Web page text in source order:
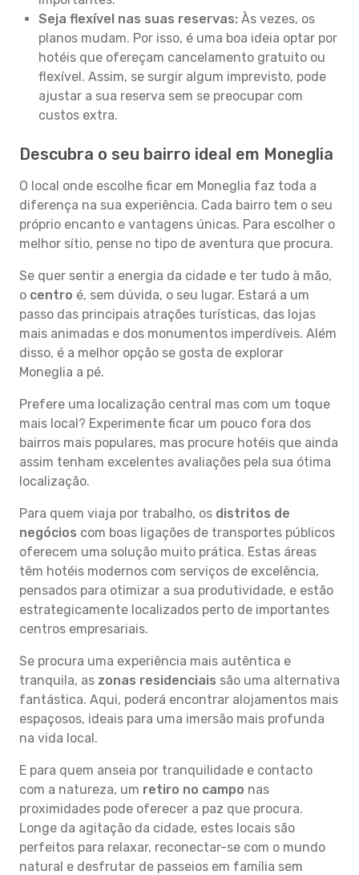
Seja flexível nas suas reservas: Às vezes, os
planos mudam. Por isso, é uma boa ideia optar por
hotéis que ofereçam cancelamento gratuito ou
flexível. Assim, se surgir algum imprevisto, pode
ajustar a sua reserva sem se preocupar com
custos extra.
Descubra o seu bairro ideal em Moneglia
O local onde escolhe ficar em Moneglia faz toda a
diferença na sua experiência. Cada bairro tem o seu
próprio encanto e vantagens únicas. Para escolher o
melhor sítio, pense no tipo de aventura que procura.
Se quer sentir a energia da cidade e ter tudo à mão,
o centro é, sem dúvida, o seu lugar. Estará a um
passo das principais atrações turísticas, das lojas
mais animadas e dos monumentos imperdíveis. Além
disso, é a melhor opção se gosta de explorar
Moneglia a pé.
Prefere uma localização central mas com um toque
mais local? Experimente ficar um pouco fora dos
bairros mais populares, mas procure hotéis que ainda
assim tenham excelentes avaliações pela sua ótima
localização.
Para quem viaja por trabalho, os distritos de
negócios com boas ligações de transportes públicos
oferecem uma solução muito prática. Estas áreas
têm hotéis modernos com serviços de excelência,
pensados para otimizar a sua produtividade, e estão
estrategicamente localizados perto de importantes
centros empresariais.
Se procura uma experiência mais autêntica e
tranquila, as zonas residenciais são uma alternativa
fantástica. Aqui, poderá encontrar alojamentos mais
espaçosos, ideais para uma imersão mais profunda
na vida local.
E para quem anseia por tranquilidade e contacto
com a natureza, um retiro no campo nas
proximidades pode oferecer a paz que procura.
Longe da agitação da cidade, estes locais são
perfeitos para relaxar, reconectar-se com o mundo
natural e desfrutar de passeios em família sem